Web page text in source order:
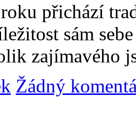
přichází
sám
zajímavého
Žádný